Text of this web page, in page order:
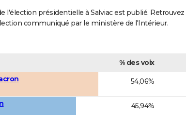
l'élection présidentielle à Salviac est publié.
communiqué par le ministère de l'Intérieur.
% des voix
54,06%
45,94%